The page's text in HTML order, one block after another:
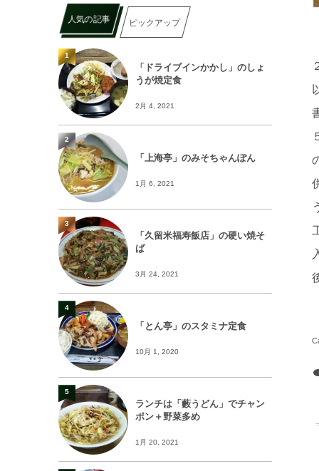
人気の記事 ピックアップ
「ドライブインかかし」のしょ
うが焼定食
2月 4, 2021
1
「上海亭」のみそちゃんぽん
1月 6, 2021
2
「久留米福寿飯店」の硬い焼そ
ば
3月 24, 2021
3
「とん亭」のスタミナ定食
10月 1, 2020
4
ランチは「藪うどん」でチャン
ポン＋野菜多め
1月 20, 2021
5